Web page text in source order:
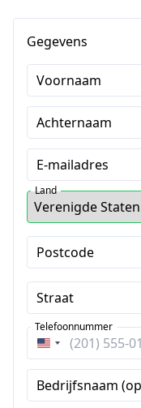
Gegevens
Voornaam
Achternaam
E-mailadres
Land
Postcode
Straat
Verenigde
Staten
+1
Telefoonnummer
Bedrijfsnaam